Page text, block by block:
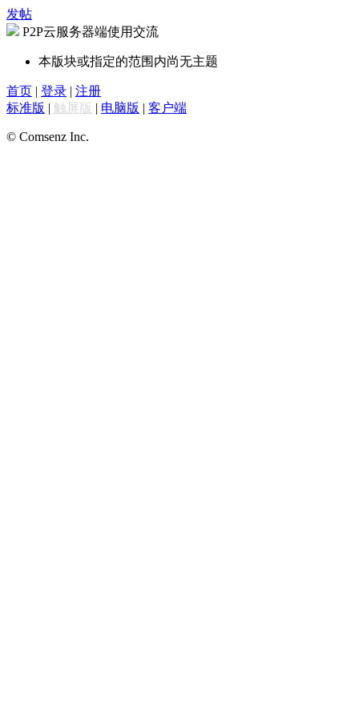
发帖
P2P云服务器端使用交流
本版块或指定的范围内尚无主题
首页 | 登录 | 注册
标准版 | 触屏版 | 电脑版 | 客户端
© Comsenz Inc.